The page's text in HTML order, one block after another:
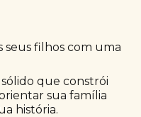
seus filhos com uma
que constrói
sua família
história.